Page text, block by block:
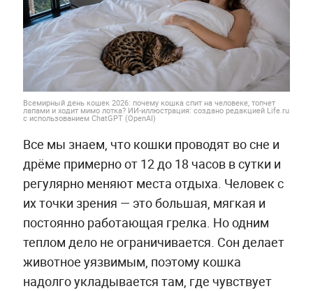
Всемирный день кошек 2026: почему кошка спит на человеке, топчет
лапами и ходит мимо лотка? ИИ-иллюстрация: создано редакцией Life.ru
с использованием ChatGPT (OpenAI)
Все мы знаем, что кошки проводят во сне и
дрёме примерно от 12 до 18 часов в сутки и
регулярно меняют места отдыха. Человек с
их точки зрения — это большая, мягкая и
постоянно работающая грелка. Но одним
теплом дело не ограничивается. Сон делает
животное уязвимым, поэтому кошка
надолго укладывается там, где чувствует